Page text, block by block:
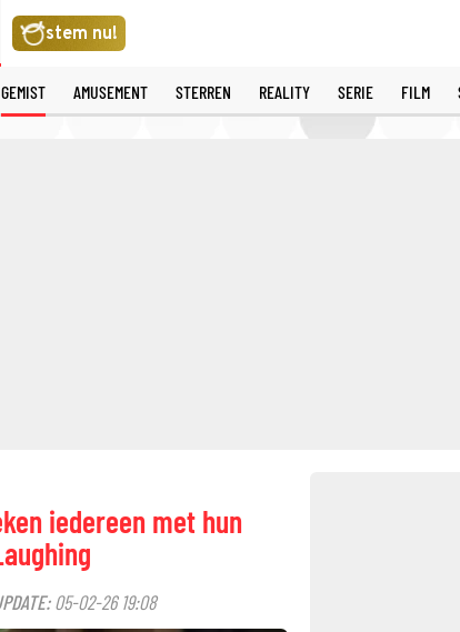
stem nu!
GEMIST AMUSEMENT STERREN REALITY SERIE FILM
iedereen met hun
05-02-26 19:08